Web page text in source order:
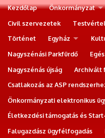
Kezdőlap Önkormányzat
Civil szervezetek
Történet
Egyház
Nagyszénási Parkfürdő
Nagyszénás újság
Archivált
Csatlakozás az ASP
Önkormányzati elektronikus
Életkezdési támogatás és
Falugazdász ügyfélfogadás